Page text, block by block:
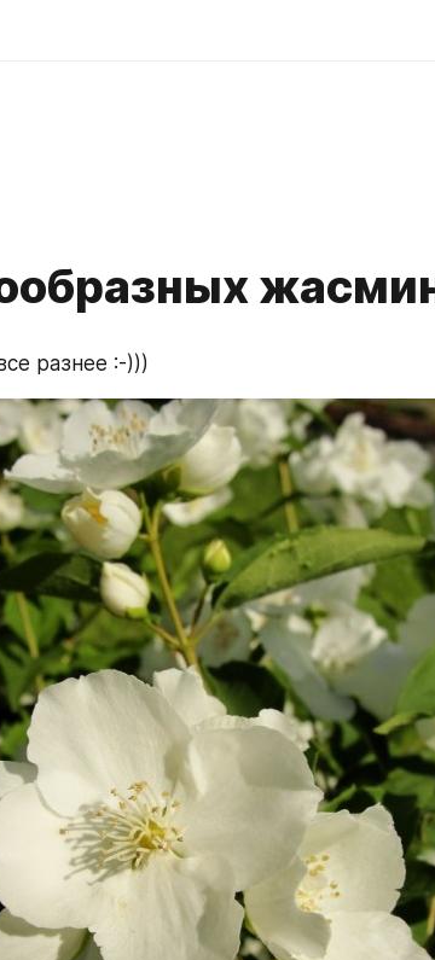
разнее :-)))